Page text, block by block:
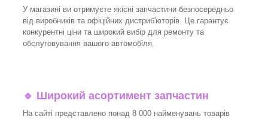
У магазині ви отримуєте якісні запчастини безпосередньо
від виробників та офіційних дистриб'юторів. Це гарантує
конкурентні ціни та широкий вибір для ремонту та
обслуговування вашого автомобіля.
🔹 Широкий асортимент запчастин
На сайті представлено понад 8 000 найменувань товарів